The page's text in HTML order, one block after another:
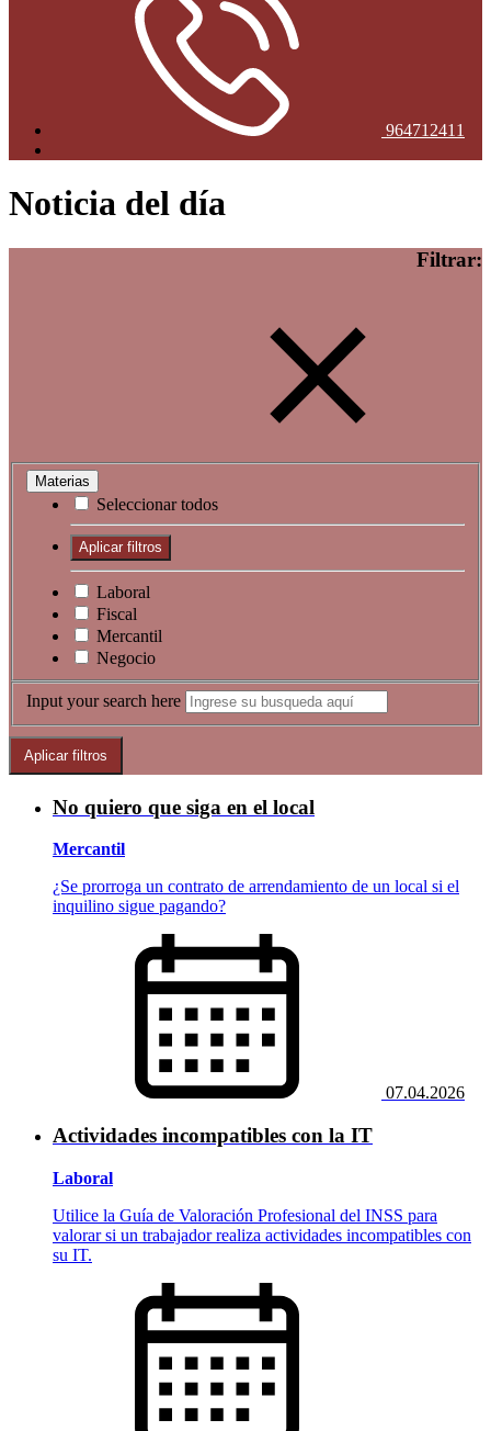
964712411
Noticia del día
Filtrar:
Materias
Seleccionar todos
Laboral
Fiscal
Mercantil
Negocio
Input your search here
No quiero que siga en el local
Mercantil
¿Se prorroga un contrato de arrendamiento de un local si el
inquilino sigue pagando?
07.04.2026
Actividades incompatibles con la IT
Laboral
Utilice la Guía de Valoración Profesional del INSS para
valorar si un trabajador realiza actividades incompatibles con
su IT.